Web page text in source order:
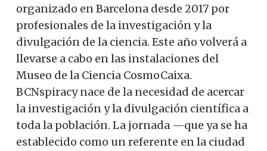
organizado en Barcelona desde 2017 por
profesionales de la investigación y la
divulgación de la ciencia. Este año volverá a
llevarse a cabo en las instalaciones del
Museo de la Ciencia CosmoCaixa.
BCNspiracy nace de la necesidad de acercar
la investigación y la divulgación científica a
toda la población. La jornada —que ya se ha
establecido como un referente en la ciudad